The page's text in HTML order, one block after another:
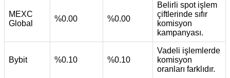
MEXC
Global
%0.00 %0.00
Belirli spot işlem
çiftlerinde sıfır
komisyon
kampanyası.
Bybit %0.10 %0.10
Vadeli işlemlerde
komisyon
oranları farklıdır.